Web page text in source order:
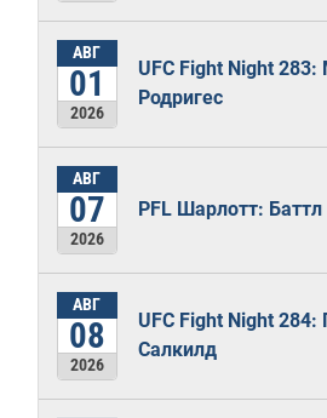
АВГ
01
2026
UFC Fight Night
Родригес
АВГ
07
2026
PFL Шарлотт: Баттл
АВГ
08
2026
UFC Fight Night 284:
Салкилд